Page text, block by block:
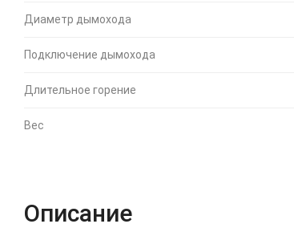
Диаметр дымохода
Подключение дымохода
Длительное горение
Вес
Описание